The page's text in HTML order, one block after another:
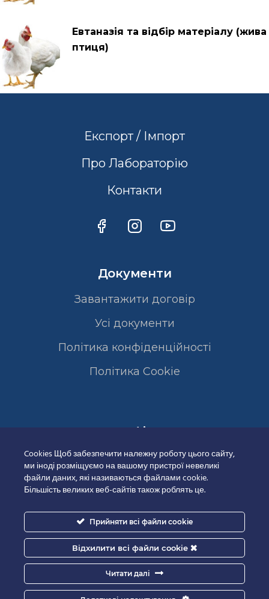
Евтаназія та відбір матеріалу (жива
птиця)
Експорт / Імпорт
Про Лабораторію
Контакти
Документи
Завантажити договір
Усі документи
Політика конфіденційності
Полiтика Cookie
Сертифікати
Cookies Щоб забезпечити належну роботу цього сайту,
ми іноді розміщуємо на вашому пристрої невеликі
файли даних, які називаються файлами cookie.
Більшість великих веб-сайтів також роблять це.
Прийняти всі файли cookie
Відхилити всі файли cookie
Читати далі